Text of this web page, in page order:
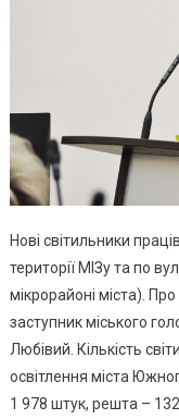
Нові світильники
території МІЗу та по
мікрорайоні міста). Про
заступник міського
Любівий. Кількість
освітлення міста
1 978 штук, решта –